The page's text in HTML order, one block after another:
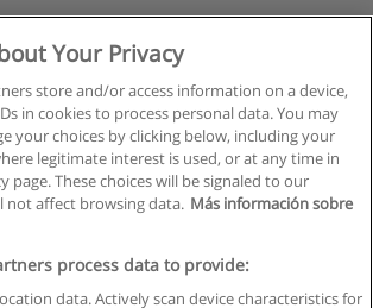
Пред.
Следующая
Страница4из34
Правила пользования
информации
Your Privacy
store and/or access information on a device,
in cookies to process personal data. You may
your choices by clicking below, including your
legitimate interest is used, or at any time in
page. These choices will be signaled to our
not affect browsing data. Más información sobre
process data to provide:
data. Actively scan device characteristics for